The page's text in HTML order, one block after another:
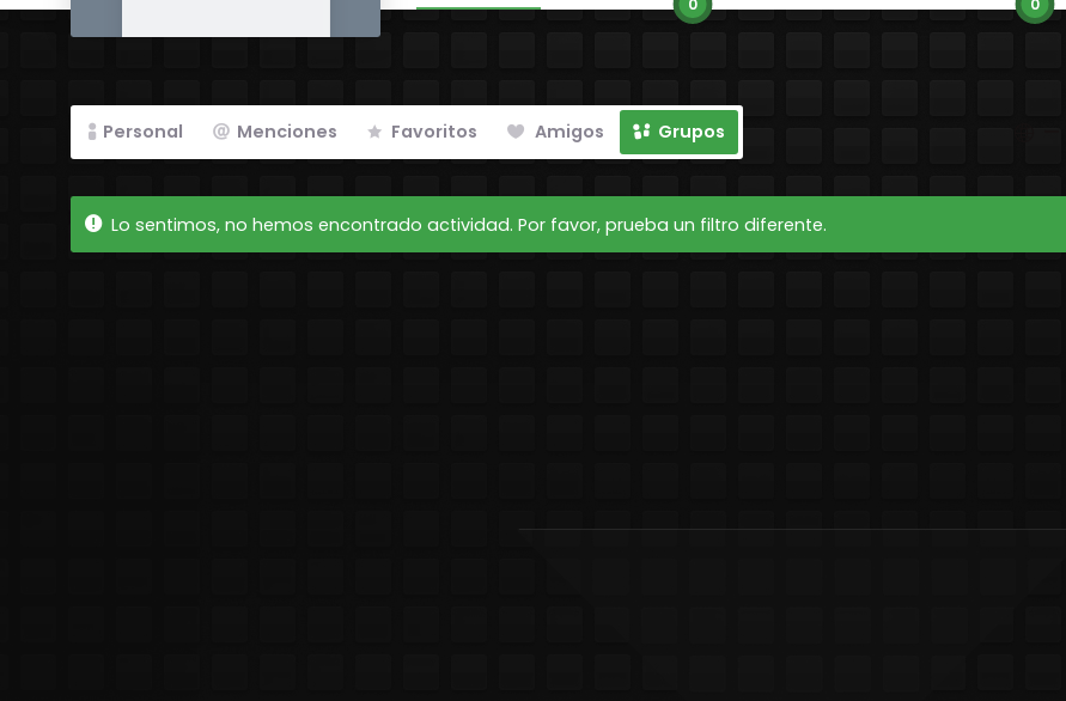
0 0
Personal Menciones Favoritos Amigos Grupos
Lo sentimos, no hemos encontrado actividad. Por favor, prueba un filtro diferente.